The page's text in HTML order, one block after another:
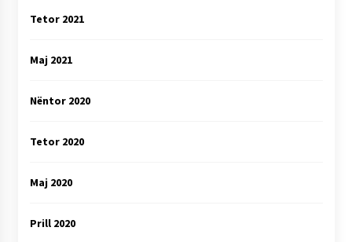
Tetor 2021
Maj 2021
Nëntor 2020
Tetor 2020
Maj 2020
Prill 2020